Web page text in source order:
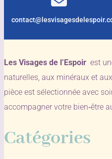
Les Visages de l’Espoir est
naturelles, aux minéraux et
pièce est sélectionnée avec
accompagner votre bien‑être
Catégories